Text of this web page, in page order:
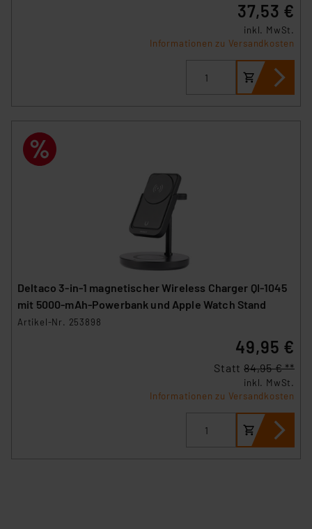
37,53 €
inkl. MwSt.
Informationen zu Versandkosten
Deltaco 3-in-1 magnetischer Wireless Charger QI-1045
mit 5000-mAh-Powerbank und Apple Watch Stand
Artikel-Nr. 253898
49,95 €
Statt 84,95 € **
inkl. MwSt.
Informationen zu Versandkosten